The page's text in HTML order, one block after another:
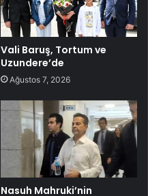
Vali Baruş, Tortum ve
Uzundere’de
Ağustos 7, 2026
Nasuh Mahruki’nin